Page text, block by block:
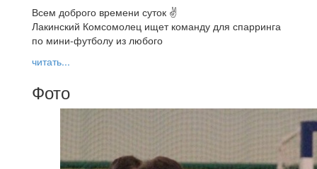
Всем доброго времени суток ✌
Лакинский Комсомолец ищет команду для спарринга
по мини-футболу из любого
читать...
Фото